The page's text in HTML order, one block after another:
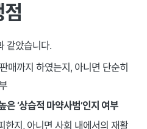
같았습니다.
매까지 하였는지, 아니면 단순히
은 ‘상습적 마약사범’인지 여부
한지, 아니면 사회 내에서의 재활